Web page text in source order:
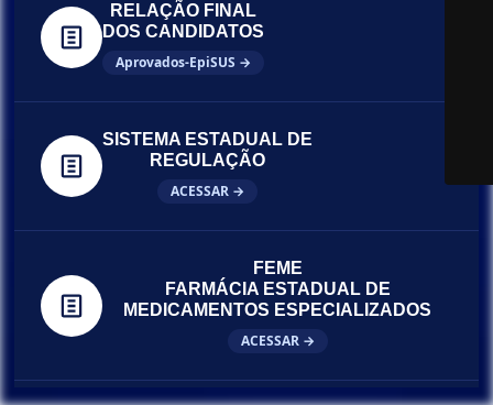
RELAÇÃO FINAL
DOS CANDIDATOS
Aprovados-EpiSUS →
SISTEMA ESTADUAL DE
REGULAÇÃO
ACESSAR →
FEME
FARMÁCIA ESTADUAL DE
MEDICAMENTOS ESPECIALIZADOS
ACESSAR →